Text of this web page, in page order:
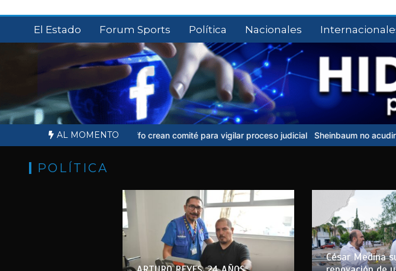
contenidoEl Estado Forum Sports Política Nacionales
AL MOMENTO
Ernesto Ruffo crean comité para vigilar proceso judicial Sheinbaum no acudirá a toma de
POLÍTICA
César Medina